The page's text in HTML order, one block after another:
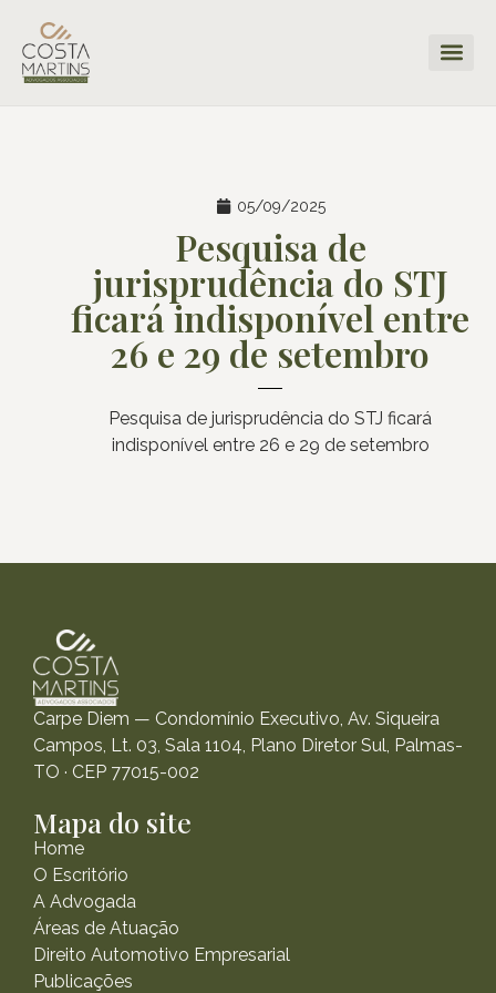
05/09/2025
Pesquisa de
jurisprudência do STJ
ficará indisponível entre
26 e 29 de setembro
Pesquisa de jurisprudência do STJ ficará
indisponível entre 26 e 29 de setembro
Carpe Diem — Condomínio Executivo, Av. Siqueira
Campos, Lt. 03, Sala 1104, Plano Diretor Sul, Palmas-
TO · CEP 77015-002
Mapa do site
Home
O Escritório
A Advogada
Áreas de Atuação
Direito Automotivo Empresarial
Publicações